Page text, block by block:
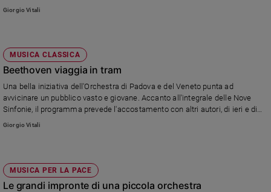
Giorgio Vitali
MUSICA CLASSICA
Beethoven viaggia in tram
Una bella iniziativa dell'Orchestra di Padova e del Veneto punta ad
avvicinare un pubblico vasto e giovane. Accanto all'integrale delle Nove
Sinfonie, il programma prevede l'accostamento con altri autori, di ieri e di
oggi.
Giorgio Vitali
MUSICA PER LA PACE
Le grandi impronte di una piccola orchestra